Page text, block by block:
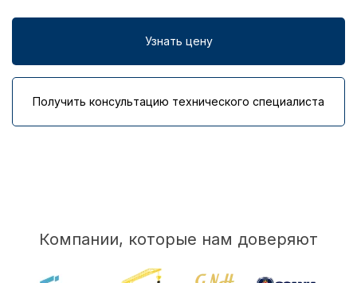
Узнать цену
Получить консультацию технического специалиста
Компании, которые нам доверяют